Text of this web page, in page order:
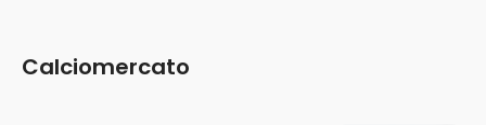
Calciomercato